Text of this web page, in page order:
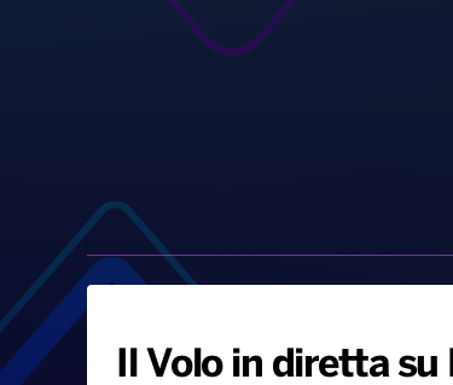
Il Volo in diretta su